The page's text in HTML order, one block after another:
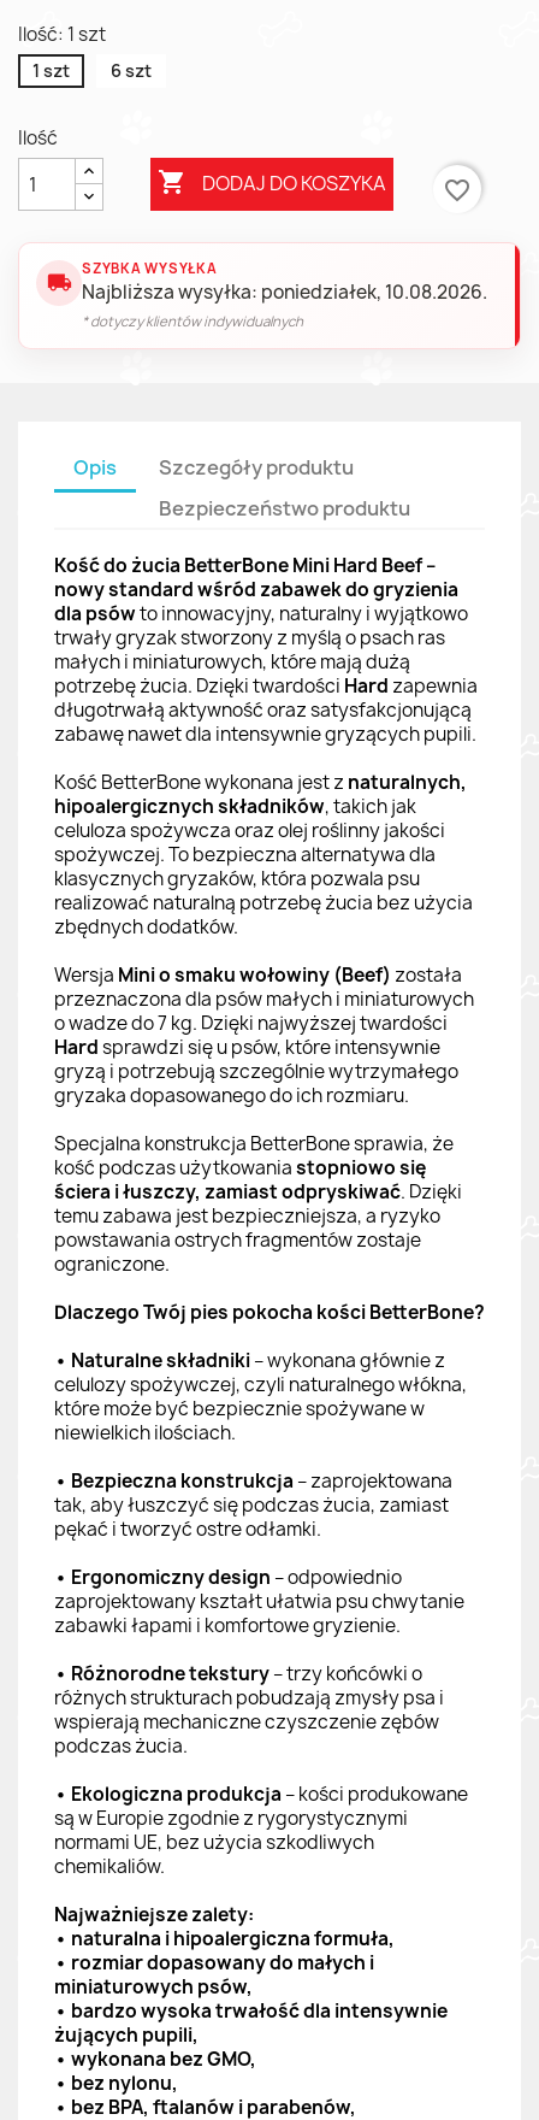
Ilość: 1 szt
1 szt 6 szt
Ilość
 DODAJ DO KOSZYKA favorite_border
local_shipping
SZYBKA WYSYŁKA
Najbliższa wysyłka: poniedziałek, 10.08.2026.
* dotyczy klientów indywidualnych
Opis
Szczegóły produktu
Bezpieczeństwo produktu
Kość do żucia BetterBone Mini Hard Beef –
nowy standard wśród zabawek do gryzienia
dla psówto innowacyjny, naturalny i wyjątkowo
trwały gryzak stworzony z myślą o psach ras
małych i miniaturowych, które mają dużą
potrzebę żucia. Dzięki twardości Hard zapewnia
długotrwałą aktywność oraz satysfakcjonującą
zabawę nawet dla intensywnie gryzących pupili.
Kość BetterBone wykonana jest z naturalnych,
hipoalergicznych składników, takich jak
celuloza spożywcza oraz olej roślinny jakości
spożywczej. To bezpieczna alternatywa dla
klasycznych gryzaków, która pozwala psu
realizować naturalną potrzebę żucia bez użycia
zbędnych dodatków.
Wersja Mini o smaku wołowiny (Beef) została
przeznaczona dla psów małych i miniaturowych
o wadze do 7 kg. Dzięki najwyższej twardości
Hardsprawdzi się u psów, które intensywnie
gryzą i potrzebują szczególnie wytrzymałego
gryzaka dopasowanego do ich rozmiaru.
Specjalna konstrukcja BetterBone sprawia, że
kość podczas użytkowaniastopniowo się
ściera i łuszczy, zamiast odpryskiwać. Dzięki
temu zabawa jest bezpieczniejsza, a ryzyko
powstawania ostrych fragmentów zostaje
ograniczone.
Dlaczego Twój pies pokocha kości BetterBone?
• Naturalne składniki– wykonana głównie z
celulozy spożywczej, czyli naturalnego włókna,
które może być bezpiecznie spożywane w
niewielkich ilościach.
• Bezpieczna konstrukcja – zaprojektowana
tak, aby łuszczyć się podczas żucia, zamiast
pękać i tworzyć ostre odłamki.
• Ergonomiczny design – odpowiednio
zaprojektowany kształt ułatwia psu chwytanie
zabawki łapami i komfortowe gryzienie.
• Różnorodne tekstury– trzy końcówki o
różnych strukturach pobudzają zmysły psa i
wspierają mechaniczne czyszczenie zębów
podczas żucia.
• Ekologiczna produkcja – kości produkowane
są w Europie zgodnie z rygorystycznymi
normami UE, bez użycia szkodliwych
chemikaliów.
Najważniejsze zalety:
• naturalna i hipoalergiczna formuła,
• rozmiar dopasowany do małych i
miniaturowych psów,
• bardzo wysoka trwałość dla intensywnie
żujących pupili,
• wykonana bez GMO,
• bez nylonu,
• bez BPA, ftalanów i parabenów,